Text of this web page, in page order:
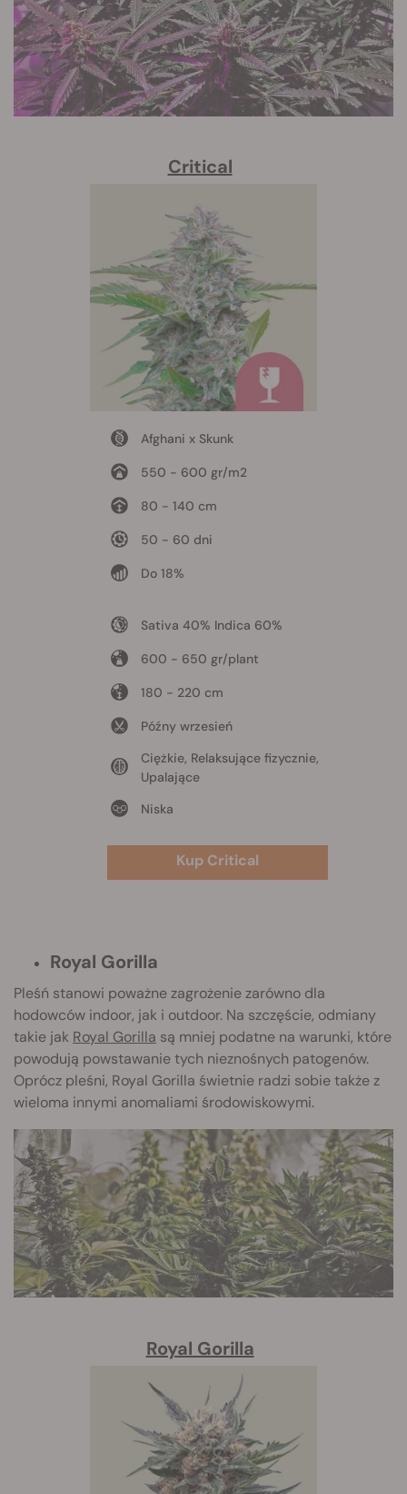
Critical
Afghani x Skunk
550 - 600 gr/m2
80 - 140 cm
50 - 60 dni
Do 18%
Sativa 40% Indica 60%
600 - 650 gr/plant
180 - 220 cm
Późny wrzesień
Ciężkie, Relaksujące fizycznie,
Upalające
Niska
Kup Critical
Royal Gorilla
Pleśń stanowi poważne zagrożenie zarówno dla
hodowców indoor, jak i outdoor. Na szczęście, odmiany
takie jak Royal Gorilla są mniej podatne na warunki, które
powodują powstawanie tych nieznośnych patogenów.
Oprócz pleśni, Royal Gorilla świetnie radzi sobie także z
wieloma innymi anomaliami środowiskowymi.
Royal Gorilla